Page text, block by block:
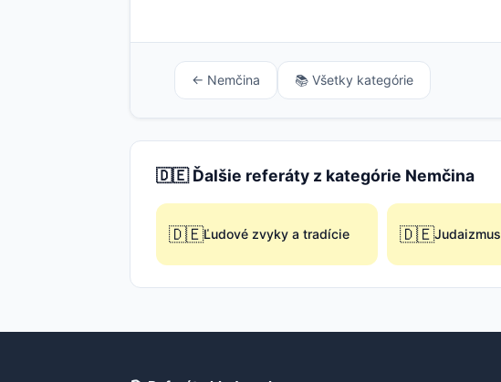
← Nemčina 📚 Všetky kategórie
🇩🇪 Ďalšie referáty z kategórie Nemčina
🇩🇪Ľudové zvyky a tradície 🇩🇪Judaizmus